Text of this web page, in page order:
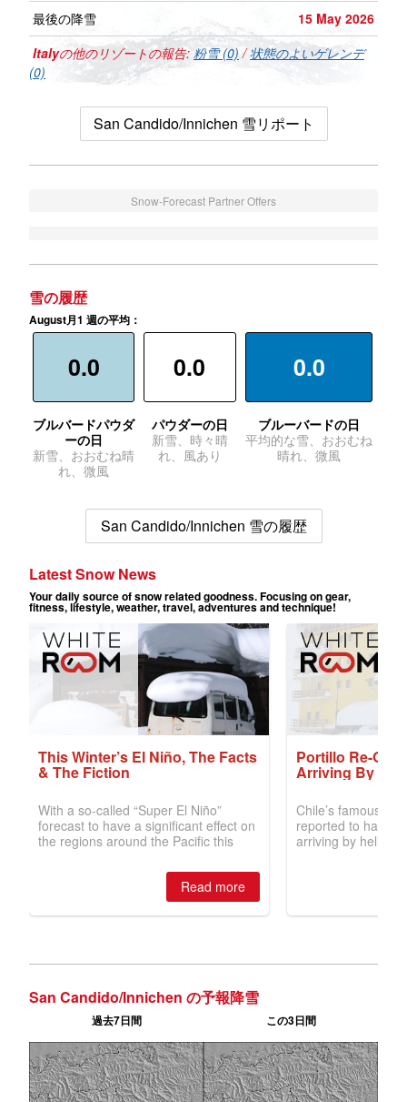
最後の降雪
15 May 2026
Italyの他のリゾートの報告: 粉雪 (0) /状態のよいゲレンデ
(0)
San Candido/Innichen 雪リポート
Snow-Forecast Partner Offers
雪の履歴
August月1 週の平均：
0.0
ブルバードパウダ
ーの日
新雪、おおむね晴
れ、微風
0.0
パウダーの日
新雪、時々晴
れ、風あり
0.0
ブルーバードの日
平均的な雪、おおむね
晴れ、微風
San Candido/Innichen 雪の履歴
San Candido/Innichen の予報降雪
過去7日間 この3日間